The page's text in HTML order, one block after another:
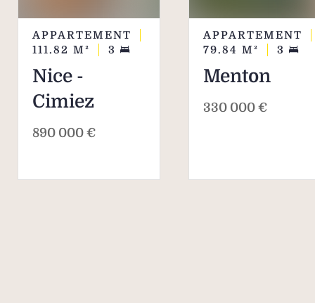
APPARTEMENT
111.82 M² 3
Nice -
Cimiez
890 000 €
APPARTEMENT
79.84 M² 3
Menton
330 000 €